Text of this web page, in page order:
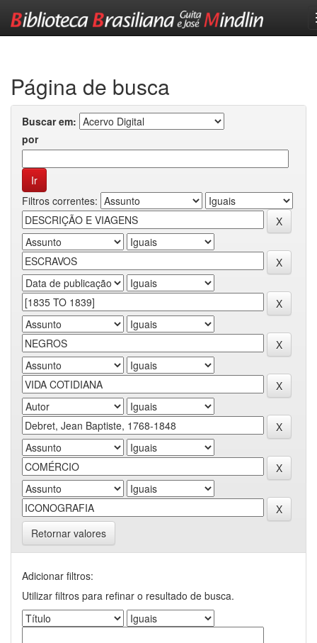
Página de busca
Buscar em:
por
Filtros correntes:
Retornar valores
Adicionar filtros:
Utilizar filtros para refinar o resultado de busca.